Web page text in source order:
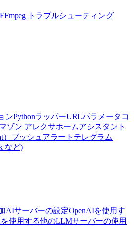
FFmpeg トラブルシューティング
ンPythonラッパーURLパラメータ コ
ゾン アレクサホームアシスタント
プッシュアラート テレグラム
など)
AIサーバーの設定OpenAIを使用す
使用する他のLLMサーバーの使用